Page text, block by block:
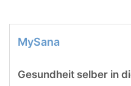
MySana
Gesundheit selber in